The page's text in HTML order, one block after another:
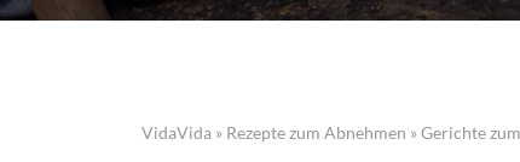
VidaVida » Rezepte zum Abnehmen »Gerichte